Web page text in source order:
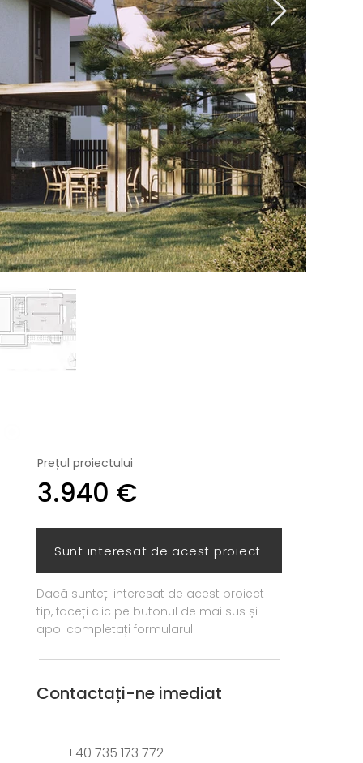
Prețul proiectului
3.940 €
Sunt interesat de acest proiect
Dacă sunteți interesat de acest proiect
tip, faceți clic pe butonul de mai sus și
apoi completați formularul.
Contactați-ne imediat
+40 735 173 772